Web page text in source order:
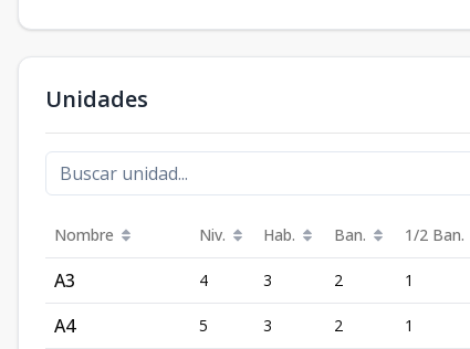
Unidades
Nombre Niv. Hab. Ban. 1/2 Ban.
A3 4 3 2 1
A4 5 3 2 1